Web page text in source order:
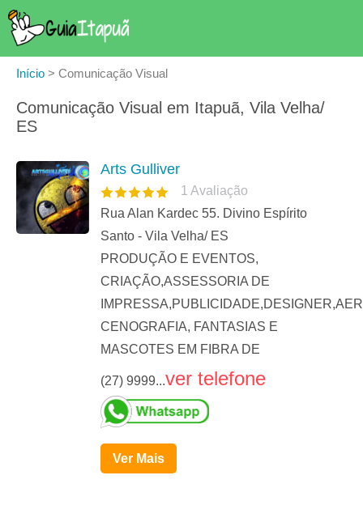
Início > Comunicação Visual
Comunicação Visual em Itapuã, Vila Velha/
ES
Arts Gulliver
1 Avaliação
Rua Alan Kardec 55. Divino Espírito
Santo - Vila Velha/ ES
PRODUÇÃO E EVENTOS,
CRIAÇÃO,ASSESSORIA DE
CENOGRAFIA, FANTASIAS E
MASCOTES EM FIBRA DE
(27) 9999...ver telefone
Ver Mais